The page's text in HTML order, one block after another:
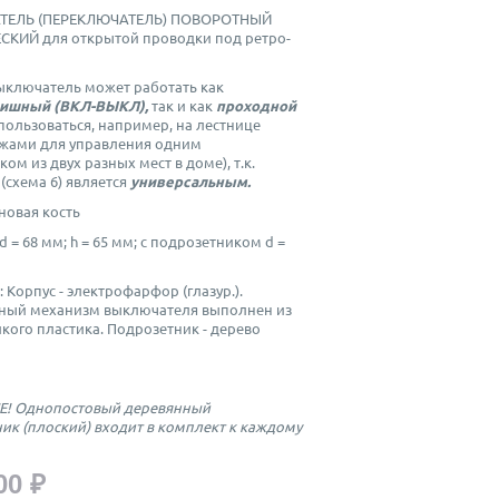
(ПЕРЕКЛЮЧАТЕЛЬ) ПОВОРОТНЫЙ
для открытой проводки под ретро-
может работать как
(ВКЛ-ВЫКЛ),так и как проходной
например, на лестнице
для управления одним
из двух разных мест в доме), т.к.
6) является универсальным.
кость
= 68 мм; h = 65 мм; с подрозетником d =
: Корпус - электрофарфор (глазур.).
механизм выключателя выполнен из
пластика. Подрозетник - дерево
Однопостовый деревянный
(плоский) входит в комплект к каждому
₽